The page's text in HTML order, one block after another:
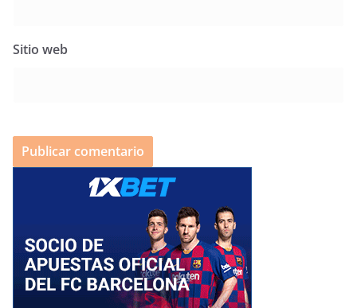
Sitio web